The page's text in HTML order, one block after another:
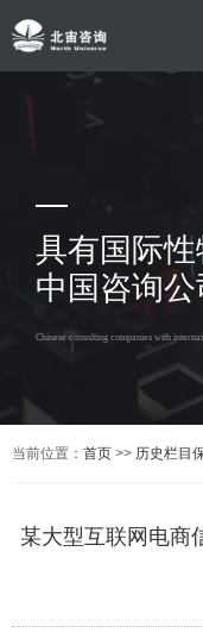
具有国际
中国咨询公
Chinese consulting companies with
当前位置： 首页 >> 历史栏目
某大型互联网电商